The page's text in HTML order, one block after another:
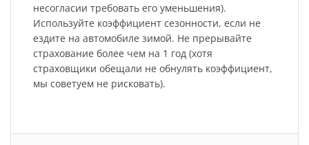
несогласии требовать его уменьшения).
Используйте коэффициент сезонности, если не
ездите на автомобиле зимой. Не прерывайте
страхование более чем на 1 год (хотя
страховщики обещали не обнулять коэффициент,
мы советуем не рисковать).